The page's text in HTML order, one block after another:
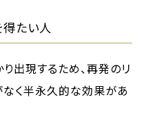
たい人
出現するため、再発のリ
く半永久的な効果があ